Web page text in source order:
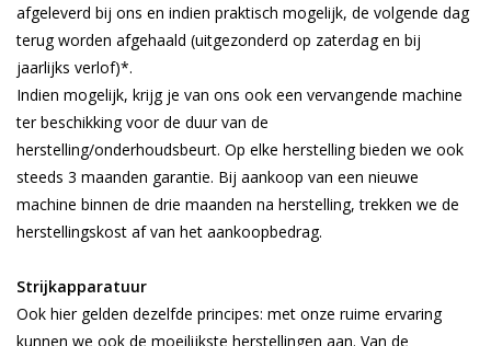
afgeleverd bij ons en indien praktisch mogelijk, de volgende dag
terug worden afgehaald (uitgezonderd op zaterdag en bij
jaarlijks verlof)*.
Indien mogelijk, krijg je van ons ook een vervangende machine
ter beschikking voor de duur van de
herstelling/onderhoudsbeurt. Op elke herstelling bieden we ook
steeds 3 maanden garantie. Bij aankoop van een nieuwe
machine binnen de drie maanden na herstelling, trekken we de
herstellingskost af van het aankoopbedrag.
Strijkapparatuur
Ook hier gelden dezelfde principes: met onze ruime ervaring
kunnen we ook de moeilijkste herstellingen aan. Van de